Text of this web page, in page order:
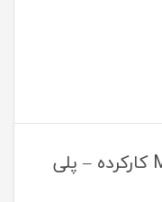
خرید بازی Mortal Kombat XL کارکرده – پلی